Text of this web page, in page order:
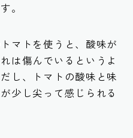
。
マトを使うと、酸味が
は傷んでいるというよ
し、トマトの酸味と味
少し尖って感じられる